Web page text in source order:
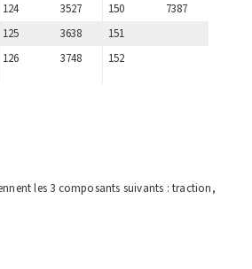
124
3527
125
3638
126
3748
150
7387
151
152
les 3 composants suivants : traction,